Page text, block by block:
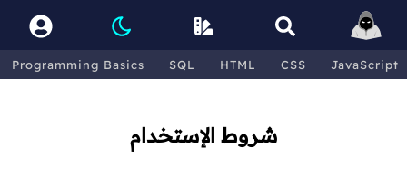
Programming Basics SQL HTML CSS JavaScript
شروط الإستخدام